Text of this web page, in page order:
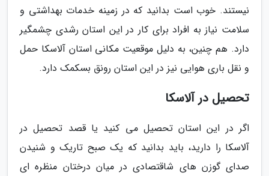
نیستند. خوب است بدانید که در زمینه خدمات بهداشتی و
سلامت نیاز به افراد برای کار در این استان رشدی چشمگیر
دارد. هم چنین، به دلیل موقعیت مکانی استان آلاسکا حمل
و نقل باری هوایی نیز در این استان رونق بسکمک دارد.
تحصیل در آلاسکا
اگر در این استان تحصیل می کنید یا قصد تحصیل در
آلاسکا را دارید، باید بدانید که یک صبح تاریک و شنیدن
صدای گوزن های شاقتصادی در میان درختان منظره ای